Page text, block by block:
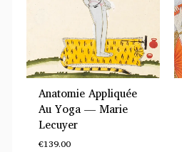
Anatomie Appliquée
Au Yoga — Marie
Lecuyer
€139.00